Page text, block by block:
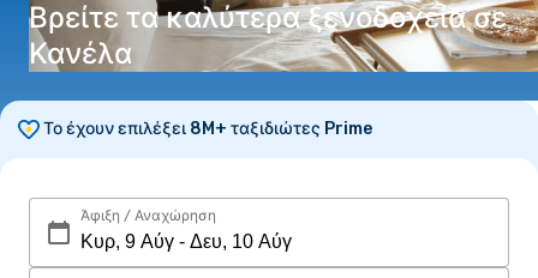
Βρείτε τα καλύτερα ξενοδοχεία σε
Κανέλα
Το έχουν επιλέξει 8M+ ταξιδιώτες Prime
Άφιξη / Αναχώρηση